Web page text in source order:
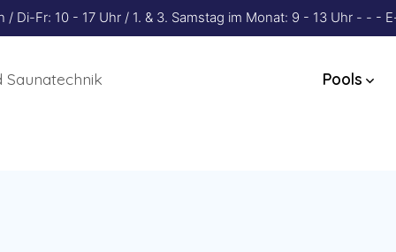
Di-Fr: 10 - 17 Uhr / 1. & 3. Samstag im Monat: 9 - 13 Uhr - - -
Saunatechnik Pools